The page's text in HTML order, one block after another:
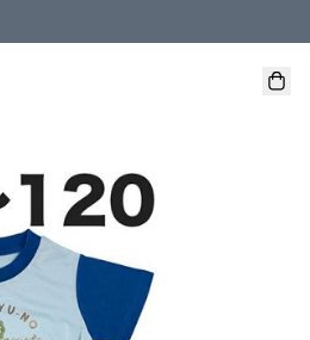
（適用於 本地送貨、本地取貨 )